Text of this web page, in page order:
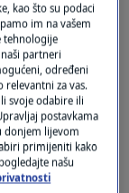
kao što su podaci
im na vašem
tehnologije
partneri
određeni
relevantni za vas.
svoje odabire ili
postavkama
donjem lijevom
primijeniti kako
našu